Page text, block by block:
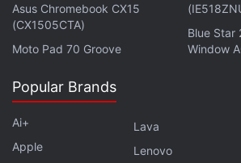
cofondateur et directeur des
Asus Chromebook CX15
(CX1505CTA)
Moto Pad 70 Groove
Blue Star
Window
Popular Brands
Ai+
Apple
Lava
Lenovo